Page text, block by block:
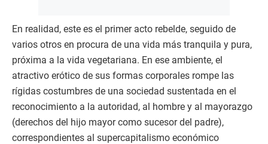
En realidad, este es el primer acto rebelde, seguido de
varios otros en procura de una vida más tranquila y pura,
próxima a la vida vegetariana. En ese ambiente, el
atractivo erótico de sus formas corporales rompe las
rígidas costumbres de una sociedad sustentada en el
reconocimiento a la autoridad, al hombre y al mayorazgo
(derechos del hijo mayor como sucesor del padre),
correspondientes al supercapitalismo económico